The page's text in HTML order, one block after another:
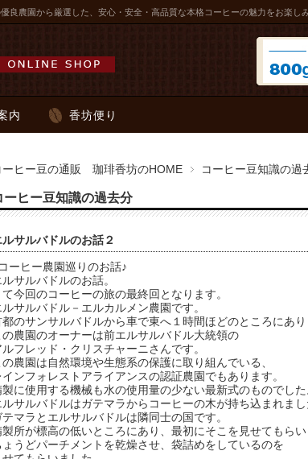
良農園から厳選した、安心・安全・高品質な本格コーヒーの魅力をお楽し
内 香坊便り
ーヒー豆の通販 珈琲香坊のHOME コーヒー豆知識の過
ーヒー豆知識の過去分
ルサルバドルのお話２
ーヒー農園巡りのお話♪
ルサルバドルのお話。
て今回のコーヒーの旅の最終回となります。
ルサルバドル－エルカルメン農園です。
都のサンサルバドルから車で東へ１時間ほどのところにあり
の農園のオーナーは前エルサルバドル大統領の
ルフレッド・クリスチャーニさんです。
の農園は自然環境や生態系の保護に取り組んでいる、
インフォレストアライアンスの認証農園でもあります。
製に使用する機械も水の使用量の少ない最新式のものでした
ルサルバドルはガテマラからコーヒーの木が持ち込まれまし
テマラとエルサルバドルは隣同士の国です。
製所が標高の低いところにあり、最初にそこを見せてもらい
ょうどパーチメントを乾燥させ、袋詰めをしているのを